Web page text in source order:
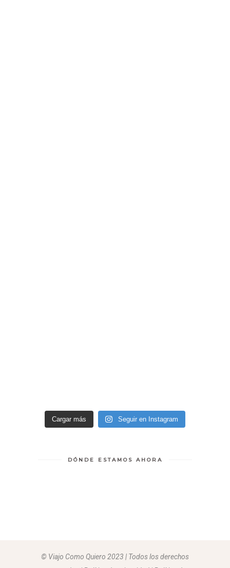
Cargar más Seguir en Instagram
DÓNDE ESTAMOS AHORA
© Viajo Como Quiero 2023 | Todos los derechos